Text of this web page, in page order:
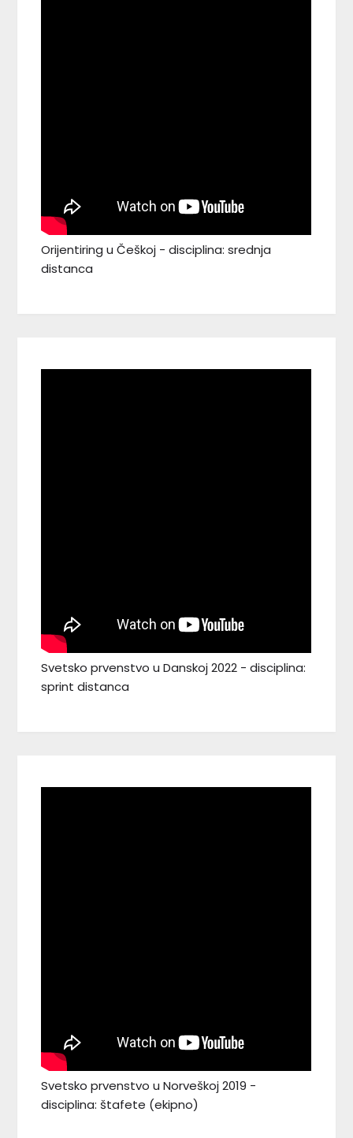
Orijentiring u Češkoj - disciplina: srednja
distanca
Svetsko prvenstvo u Danskoj 2022 - disciplina:
sprint distanca
Svetsko prvenstvo u Norveškoj 2019 -
disciplina: štafete (ekipno)